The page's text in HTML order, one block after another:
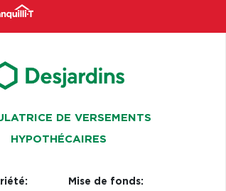
DE VERSEMENTS
HYPOTHÉCAIRES
Mise de fonds: